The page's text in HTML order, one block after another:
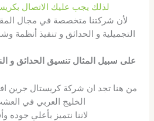
لذلك يجب عليك الاتصال
لأن شركتنا متخصصة في مجال
التجميلية و الحدائق و تنفيذ أنظمة
على سبيل المثال تنسيق الحدائق و
من هنا تجد ان شركة كريستال
الخليج العربي في
لاننا نتميز بأعلي جوده